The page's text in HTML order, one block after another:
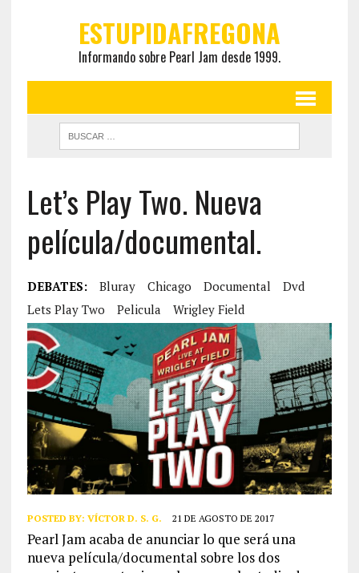
ESTUPIDAFREGONA
Informando sobre Pearl Jam desde 1999.
Let’s Play Two. Nueva
película/documental.
DEBATES: Bluray Chicago Documental
Dvd
Lets Play Two
Pelicula Wrigley Field
POSTED BY: VÍCTOR D. S. G. 21 DE AGOSTO DE 2017
Pearl Jam acaba de anunciar lo que será una
nueva película/documental sobre los dos